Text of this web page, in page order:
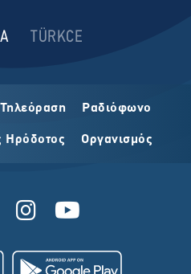
TÜRKCE
Τηλεόραση Ραδιόφωνο
Ηρόδοτος Οργανισμός